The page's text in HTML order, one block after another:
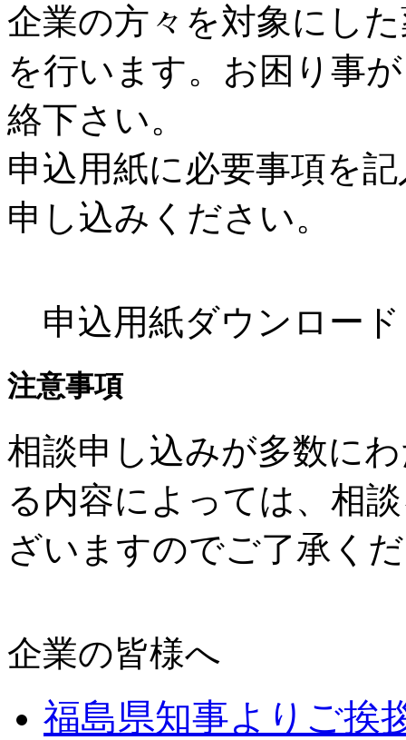
企業の方々を対象にし
を行います。お困り事
絡下さい。
申込用紙に必要事項を
申し込みください。
申込用紙ダウンロー
注意事項
相談申し込みが多数に
る内容によっては、相
ざいますのでご了承く
企業の皆様へ
福島県知事よりご挨